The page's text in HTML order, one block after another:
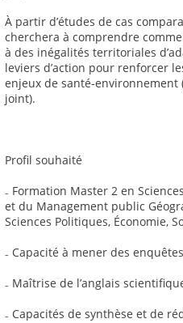
À partir d’études de cas
cherchera à comprendre
à des inégalités territoriales
leviers d’action pour renforcer
enjeux de santé-
joint).
Profil souhaité
₋ Formation Master 2 en
et du Management public
Sciences Politiques, Économie,
₋ Capacité à mener des
₋ Maîtrise de l’anglais
₋ Capacités de synthèse et de